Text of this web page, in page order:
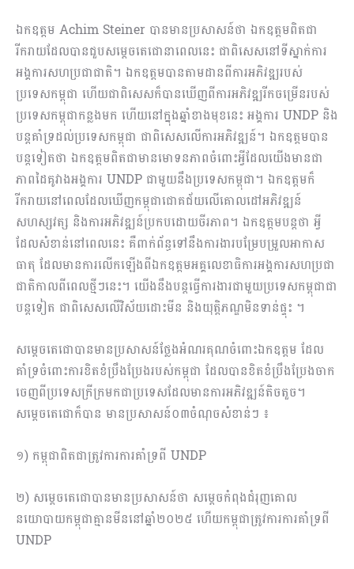
ឯកឧត្តម Achim Steiner បានមានប្រសាសន៍ថា ឯកឧត្តមពិតជា
រីករាយដែលបានជួបសម្ដេចតេជោនាពេលនេះ ជាពិសេសនៅទីស្នាក់ការ
អង្គការសហប្រជាជាតិ។ ឯកឧត្តមបានតាមដានពីការអភិវឌ្ឍរបស់
ប្រទេសកម្ពុជា ហើយជាពិសេសក៏បានឃើញពីការអភិវឌ្ឍរីកចម្រើនរបស់
ប្រទេសកម្ពុជាកន្លងមក ហើយនៅក្នុងឆ្នាំខាងមុខនេះ អង្គការ UNDP និង
បន្តគាំទ្រដល់ប្រទេសកម្ពុជា ជាពិសេសលើការអភិវឌ្ឍន៍។ ឯកឧត្តមបាន
បន្តទៀតថា ឯកឧត្តមពិតជាមានមោទនភាពចំពោះអ្វីដែលយើងមានជា
ភាពដៃគូវាងអង្គការ UNDP ជាមួយនឹងប្រទេសកម្ពុជា។ ឯកឧត្តមក៏
រីករាយនៅពេលដែលឃើញកម្ពុជាជោគជ័យលើគោលដៅអភិវឌ្ឍន៍
សហស្សវត្ស និងការអភិវឌ្ឍន៍ប្រកបដោយចីរភាព។ ឯកឧត្តមបន្តថា អ្វី
ដែលសំខាន់នៅពេលនេះ គឺពាក់ព័ន្ធទៅនឹងការងារបម្រែបម្រួលអាកាស
ធាតុ ដែលមានការលើកឡើងពីឯកឧត្តមអគ្គលេខាធិការអង្គការសហប្រជា
ជាតិកាលពីពេលថ្មីៗនេះ។ យើងនឹងបន្តធ្វើការងារជាមួយប្រទេសកម្ពុជាជា
បន្តទៀត ជាពិសេសលើវិស័យដោះមីន និងយុត្តិភណ្ឌមិនទាន់ផ្ទុះ ។
សម្ដេចតេជោបានមានប្រសាសន៍ថ្លែងអំណរគុណចំពោះឯកឧត្តម ដែល
គាំទ្រចំពោះការខិតខំប្រឹងប្រែងរបស់កម្ពុជា ដែលបានខិតខំប្រឹងប្រែងចាក
ចេញពីប្រទេសក្រីក្រមកជាប្រទេសដែលមានការអភិវឌ្ឍន៍តិចតួច។
សម្ដេចតេជោក៏បាន មានប្រសាសន៍០៣ចំណុចសំខាន់ៗ ៖
១) កម្ពុជាពិតជាត្រូវការការគាំទ្រពី UNDP
២) សម្ដេចតេជោបានមានប្រសាសន៍ថា សម្ដេចកំពុងជំរុញគោល
នយោបាយកម្ពុជាគ្មានមីននៅឆ្នាំ២០២៥ ហើយកម្ពុជាត្រូវការការគាំទ្រពី
UNDP